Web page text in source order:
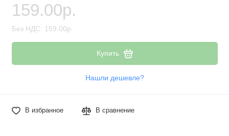
159.00р.
Без НДС: 159.00р.
Купить
Нашли дешевле?
В избранное В сравнение